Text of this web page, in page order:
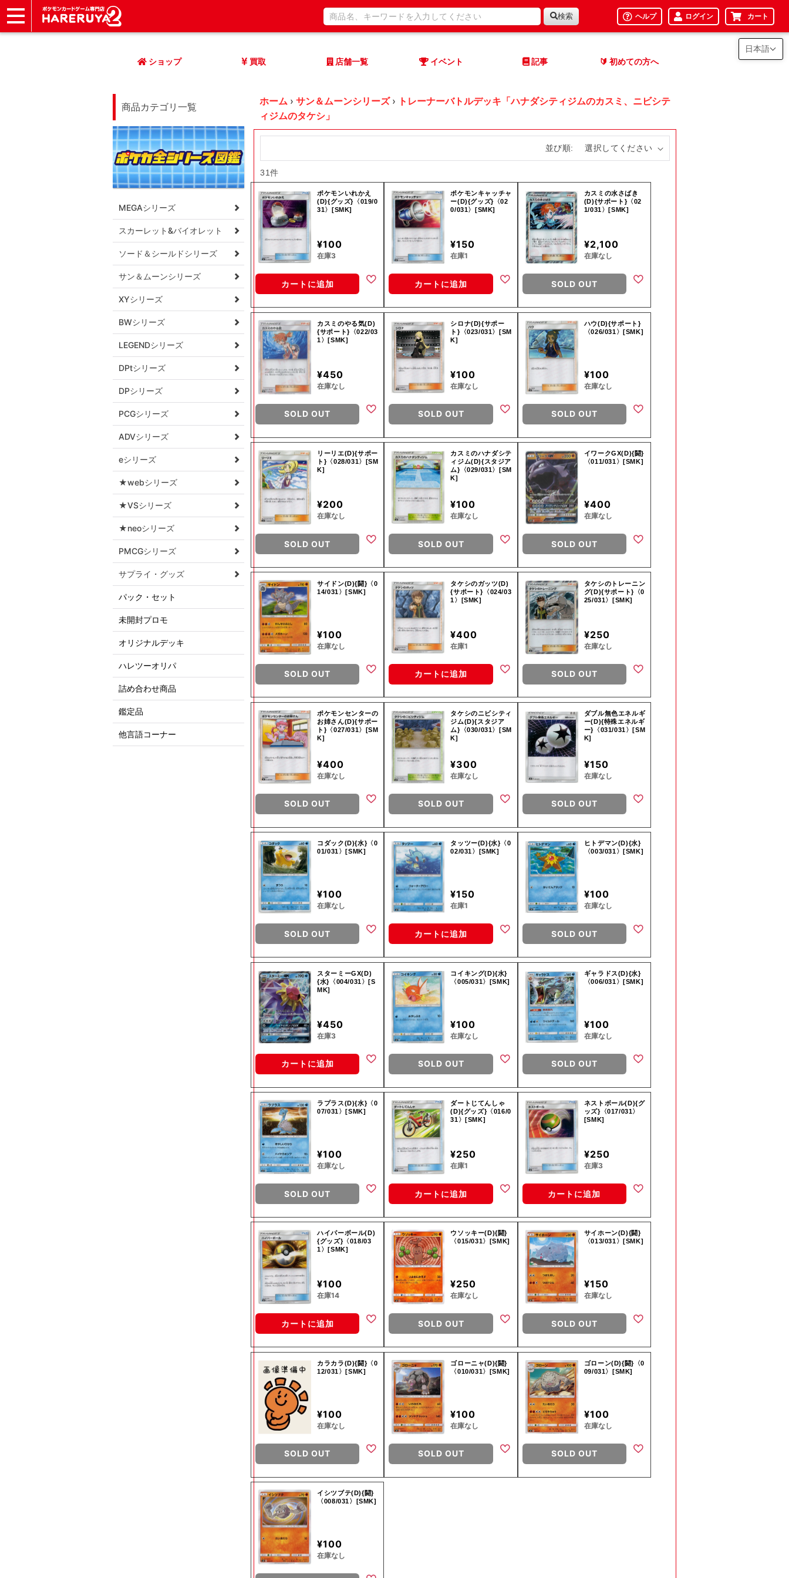
検索 ヘルプ ログイン カート
ショップ 買取 店舗一覧 イベント 記事 🔰 初めての方へ
商品カテゴリ一覧
MEGAシリーズ
スカーレット&バイオレット
ソード＆シールドシリーズ
サン＆ムーンシリーズ
XYシリーズ
BWシリーズ
LEGENDシリーズ
DPtシリーズ
DPシリーズ
PCGシリーズ
ADVシリーズ
eシリーズ
★webシリーズ
★VSシリーズ
★neoシリーズ
PMCGシリーズ
サプライ・グッズ
パック・セット
未開封プロモ
オリジナルデッキ
ハレツーオリパ
詰め合わせ商品
鑑定品
他言語コーナー
ホーム › サン＆ムーンシリーズ › トレーナーバトルデッキ「ハナダシティジムのカスミ、ニビシテ
ィジムのタケシ」
並び順:
31件
ポケモンいれかえ
(D){グッズ}〈019/0
31〉[SMK]
¥100
在庫3
カートに追加
ポケモンキャッチャ
ー(D){グッズ}〈02
0/031〉[SMK]
¥150
在庫1
カートに追加
カスミの水さばき
(D){サポート}〈02
1/031〉[SMK]
¥2,100
在庫なし
SOLD OUT
カスミのやる気(D)
{サポート}〈022/03
1〉[SMK]
¥450
在庫なし
SOLD OUT
シロナ(D){サポー
ト}〈023/031〉[SM
K]
¥100
在庫なし
SOLD OUT
ハウ(D){サポート}
〈026/031〉[SMK]
¥100
在庫なし
SOLD OUT
リーリエ(D){サポー
ト}〈028/031〉[SM
K]
¥200
在庫なし
SOLD OUT
カスミのハナダシテ
ィジム(D){スタジア
ム}〈029/031〉[SM
K]
¥100
在庫なし
SOLD OUT
イワークGX(D){闘}
〈011/031〉[SMK]
¥400
在庫なし
SOLD OUT
サイドン(D){闘}〈0
14/031〉[SMK]
¥100
在庫なし
SOLD OUT
タケシのガッツ(D)
{サポート}〈024/03
1〉[SMK]
¥400
在庫1
カートに追加
タケシのトレーニン
グ(D){サポート}〈0
25/031〉[SMK]
¥250
在庫なし
SOLD OUT
ポケモンセンターの
お姉さん(D){サポー
ト}〈027/031〉[SM
K]
¥400
在庫なし
SOLD OUT
タケシのニビシティ
ジム(D){スタジア
ム}〈030/031〉[SM
K]
¥300
在庫なし
SOLD OUT
ダブル無色エネルギ
ー(D){特殊エネルギ
ー}〈031/031〉[SM
K]
¥150
在庫なし
SOLD OUT
コダック(D){水}〈0
01/031〉[SMK]
¥100
在庫なし
SOLD OUT
タッツー(D){水}〈0
02/031〉[SMK]
¥150
在庫1
カートに追加
ヒトデマン(D){水}
〈003/031〉[SMK]
¥100
在庫なし
SOLD OUT
スターミーGX(D)
{水}〈004/031〉[S
MK]
¥450
在庫3
カートに追加
コイキング(D){水}
〈005/031〉[SMK]
¥100
在庫なし
SOLD OUT
ギャラドス(D){水}
〈006/031〉[SMK]
¥100
在庫なし
SOLD OUT
ラプラス(D){水}〈0
07/031〉[SMK]
¥100
在庫なし
SOLD OUT
ダートじてんしゃ
(D){グッズ}〈016/0
31〉[SMK]
¥250
在庫1
カートに追加
ネストボール(D){グ
ッズ}〈017/031〉
[SMK]
¥250
在庫3
カートに追加
ハイパーボール(D)
{グッズ}〈018/03
1〉[SMK]
¥100
在庫14
カートに追加
ウソッキー(D){闘}
〈015/031〉[SMK]
¥250
在庫なし
SOLD OUT
サイホーン(D){闘}
〈013/031〉[SMK]
¥150
在庫なし
SOLD OUT
カラカラ(D){闘}〈0
12/031〉[SMK]
¥100
在庫なし
SOLD OUT
ゴローニャ(D){闘}
〈010/031〉[SMK]
¥100
在庫なし
SOLD OUT
ゴローン(D){闘}〈0
09/031〉[SMK]
¥100
在庫なし
SOLD OUT
イシツブテ(D){闘}
〈008/031〉[SMK]
¥100
在庫なし
日本語